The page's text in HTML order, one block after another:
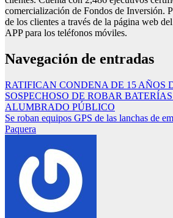
comercialización de Fondos de Inversión.
de los clientes a través de la página web
APP para los teléfonos móviles.
Navegación de entradas
RATIFICAN CONDENA DE 15 AÑOS
SOSPECHOSO DE ROBAR
ALUMBRADO PÚBLICO
Se roban equipos GPS de las lanchas de
Paquera